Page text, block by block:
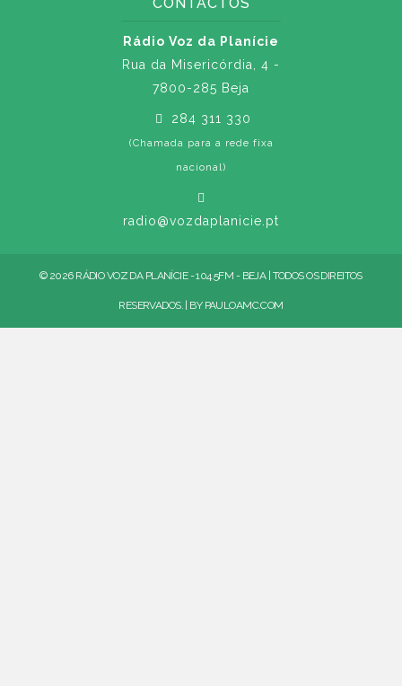
Rádio Voz da Planície
Rua da Misericórdia, 4 -
7800-285 Beja
284 311 330
(Chamada para a rede fixa
nacional)
radio@vozdaplanicie.pt
© 2026 RÁDIO VOZ DA PLANÍCIE - 104.5FM - BEJA | TODOS OS DIREITOS
RESERVADOS. | BY PAULOAMC.COM